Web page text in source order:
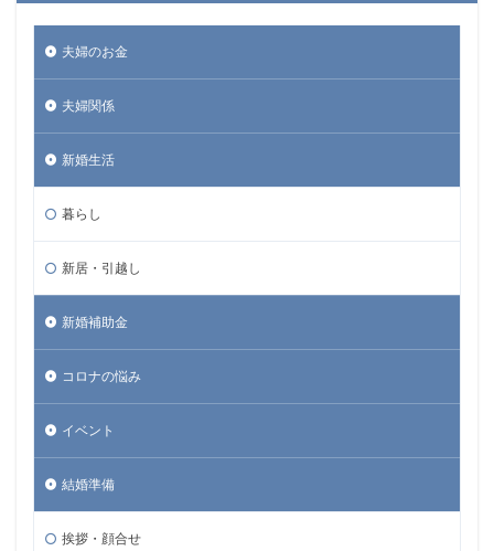
夫婦のお金
夫婦関係
新婚生活
暮らし
新居・引越し
新婚補助金
コロナの悩み
イベント
結婚準備
挨拶・顔合せ